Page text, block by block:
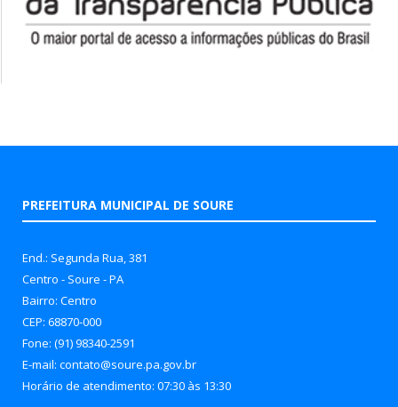
PREFEITURA MUNICIPAL DE SOURE
End.: Segunda Rua, 381
Centro - Soure - PA
Bairro: Centro
CEP: 68870-000
Fone: (91) 98340-2591
E-mail: contato@soure.pa.gov.br
Horário de atendimento: 07:30 às 13:30